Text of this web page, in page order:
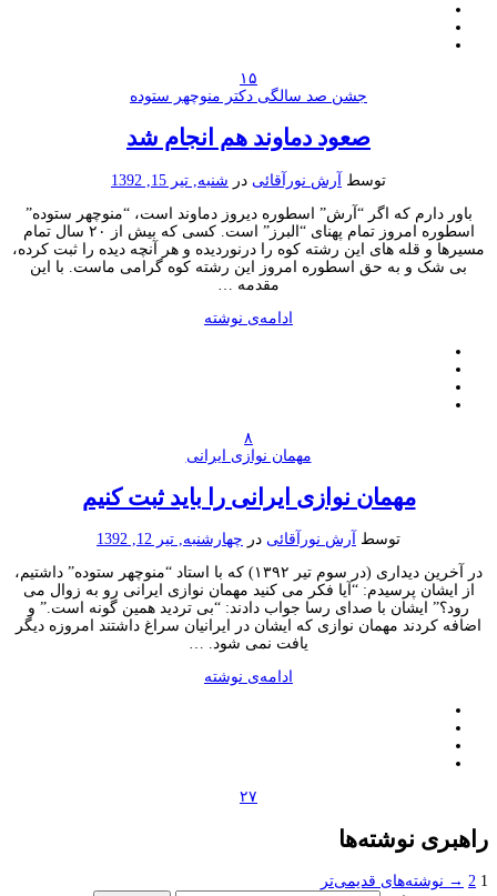
۱۵
جشن صد سالگی دکتر منوچهر ستوده
صعود دماوند هم انجام شد
توسطآرش نورآقائی در شنبه, تیر 15, 1392
باور دارم که اگر “آرش” اسطوره دیروز دماوند است، “منوچهر ستوده”
اسطوره امروز تمام پهنای “البرز” است. کسی که بیش از ۲۰ سال تمام
مسیرها و قله های این رشته کوه را درنوردیده و هر آنچه دیده را ثبت کرده،
بی شک و به حق اسطوره امروز این رشته کوه گرامی ماست. با این
مقدمه …
ادامه‌ی نوشته
مهمان نوازی ایرانی
مهمان نوازی ایرانی را باید ثبت کنیم
توسطآرش نورآقائی در چهارشنبه, تیر 12, 1392
در آخرین دیداری (در سوم تیر ۱۳۹۲) که با استاد “منوچهر ستوده” داشتیم،
از ایشان پرسیدم: “آیا فکر می کنید مهمان نوازی ایرانی رو به زوال می
رود؟” ایشان با صدای رسا جواب دادند: “بی تردید همین گونه است.” و
اضافه کردند مهمان نوازی که ایشان در ایرانیان سراغ داشتند امروزه دیگر
یافت نمی شود. …
ادامه‌ی نوشته
۲۷
راهبری نوشته‌ها
2 → نوشته‌های قدیمی‌تر